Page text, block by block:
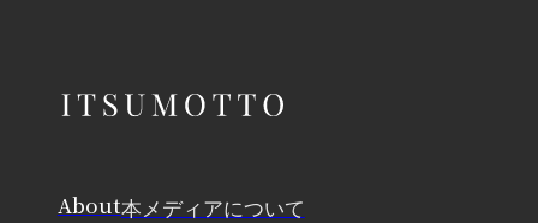
本メディアについて
About